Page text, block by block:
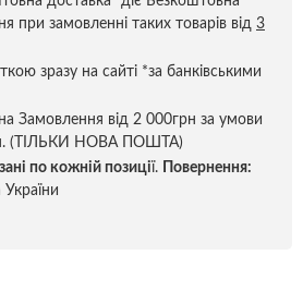
при замовленні таких товарів від 3
зразу на сайті *за банківськими
Замовлення від 2 000грн за умови
(ТІЛЬКИ НОВА ПОШТА)
по кожній позиції.
Повернення: